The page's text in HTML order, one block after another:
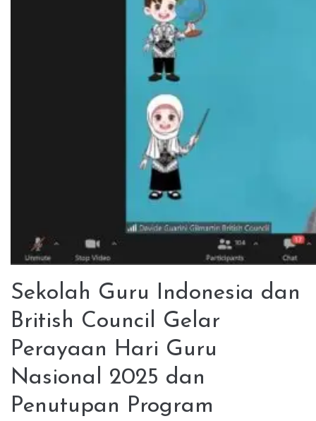
Sekolah Guru Indonesia dan
British Council Gelar
Perayaan Hari Guru
Nasional 2025 dan
Penutupan Program